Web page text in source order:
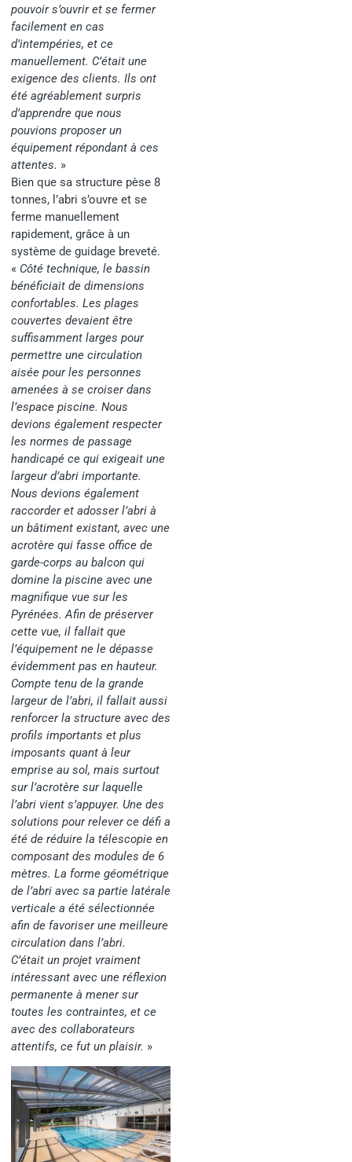
pouvoir s’ouvrir et se fermer
facilement en cas
d’intempéries, et ce
manuellement. C’était une
exigence des clients. Ils ont
été agréablement surpris
d’apprendre que nous
pouvions proposer un
équipement répondant à ces
attentes. »
Bien que sa structure pèse 8
tonnes, l’abri s’ouvre et se
ferme manuellement
rapidement, grâce à un
système de guidage breveté.
« Côté technique, le bassin
bénéficiait de dimensions
confortables. Les plages
couvertes devaient être
suffisamment larges pour
permettre une circulation
aisée pour les personnes
amenées à se croiser dans
l’espace piscine. Nous
devions également respecter
les normes de passage
handicapé ce qui exigeait une
largeur d’abri importante.
Nous devions également
raccorder et adosser l’abri à
un bâtiment existant, avec une
acrotère qui fasse office de
garde-corps au balcon qui
domine la piscine avec une
magnifique vue sur les
Pyrénées. Afin de préserver
cette vue, il fallait que
l’équipement ne le dépasse
évidemment pas en hauteur.
Compte tenu de la grande
largeur de l’abri, il fallait aussi
renforcer la structure avec des
profils importants et plus
imposants quant à leur
emprise au sol, mais surtout
sur l’acrotère sur laquelle
l’abri vient s’appuyer. Une des
solutions pour relever ce défi a
été de réduire la télescopie en
composant des modules de 6
mètres. La forme géométrique
de l’abri avec sa partie latérale
verticale a été sélectionnée
afin de favoriser une meilleure
circulation dans l’abri.
C’était un projet vraiment
intéressant avec une réflexion
permanente à mener sur
toutes les contraintes, et ce
avec des collaborateurs
attentifs, ce fut un plaisir. »